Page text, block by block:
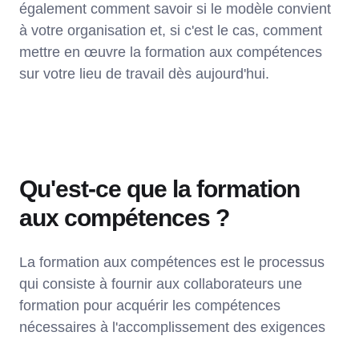
également comment savoir si le modèle convient
à votre organisation et, si c'est le cas, comment
mettre en œuvre la formation aux compétences
sur votre lieu de travail dès aujourd'hui.
Qu'est-ce que la formation
aux compétences ?
La formation aux compétences est le processus
qui consiste à fournir aux collaborateurs une
formation pour acquérir les compétences
nécessaires à l'accomplissement des exigences